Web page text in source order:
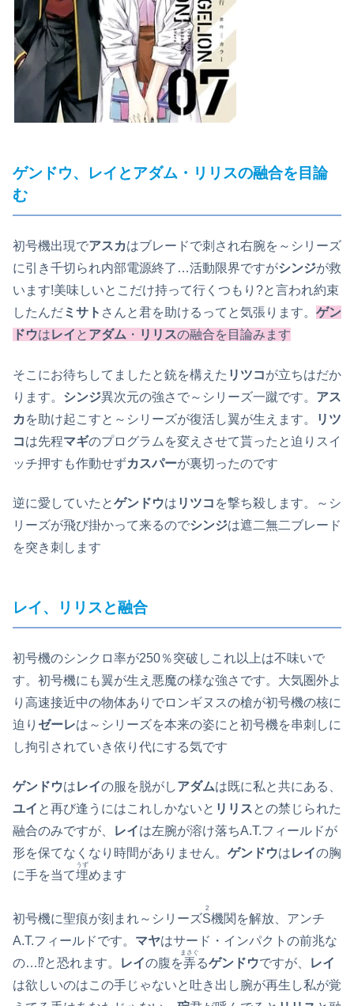
ゲンドウ、 レイ とアダム ・ リリスの融合を目論
む
初号機出現でアスカはブレードで刺され右腕を～シリーズ
に引き千切られ内部電源終了…活動限界ですがシンジが救
います!美味しいとこだけ持って行くつもり?と言われ約束
したんだミサト さんと君を助けるってと気張ります。 ゲン
ドウはレイ と アダム ・ リリスの融合を目論みます
そこにお待ちしてましたと銃を構えた リツコが立ちはだか
ります。 シンジ異次元の強さで～シリーズ一蹴です。 アス
カ を助け起こすと～シリーズが復活し翼が生えます。
リツ
コは先程マギのプログラムを変えさせて貰ったと迫りスイ
ッチ押すも作動せずカスパーが裏切ったのです
逆に愛していたとゲンドウは リツコ を撃ち殺します。～シ
リーズが飛び掛かって来るのでシンジは遮二無二ブレード
を突き刺します
レイ、リリスと融合
初号機のシンクロ率が250％突破しこれ以上は不味いで
す。初号機にも翼が生え悪魔の様な強さです。大気圏外よ
り高速接近中の物体ありでロンギヌスの槍が初号機の核に
迫り ゼーレは～シリーズを本来の姿にと初号機を串刺しに
し拘引されていき依り代にする気です
ゲンドウはレイの服を脱がしアダムは既に私と共にある、
ユイ と再び逢うにはこれしかないと リリスとの禁じられた
融合のみですが、
レイは左腕が溶け落ちA.T.フィールドが
形を保てなくなり時間がありません。 ゲンドウはレイの胸
に手を当て埋
うず
めます
初号機に聖痕が刻まれ～シリーズS
2
機関を解放、アンチ
A.T.フィールドです。 マヤはサード・インパクトの前兆な
の…⁉と恐れます。
レイの腹を弄
まさぐ
るゲンドウですが、
レイ
は欲しいのはこの手じゃないと吐き出し腕が再生し私が覚